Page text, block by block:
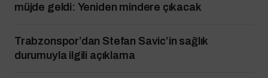
müjde geldi: Yeniden mindere çıkacak
Trabzonspor’dan Stefan Savic’in sağlık
durumuyla ilgili açıklama